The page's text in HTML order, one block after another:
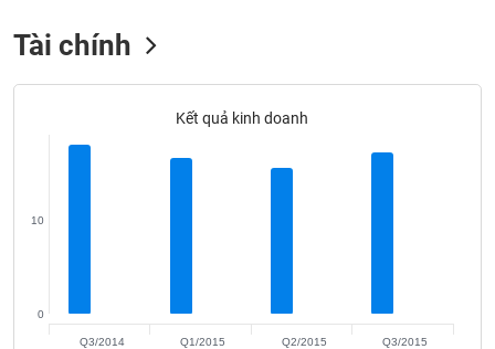
Tài chính
Kết quả kinh doanh
0
10
Q3/2014 Q1/2015 Q2/2015 Q3/2015
SẢN
Mã
Tất cả Người nội bộ Người liên quan Cổ đông lớn